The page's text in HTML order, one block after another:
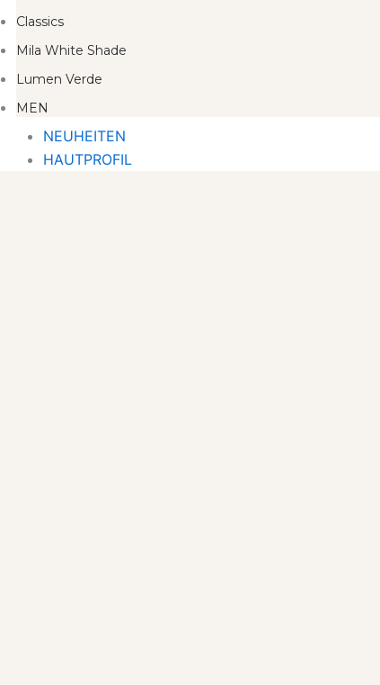
Classics
Mila White Shade
Lumen Verde
MEN
NEUHEITEN
HAUTPROFIL